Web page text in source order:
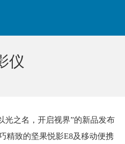
仪
光之名，开启视界”的新品发布
精致的坚果悦影E8及移动便携